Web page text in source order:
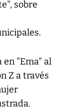
sobre
en "Ema" al
Z a través